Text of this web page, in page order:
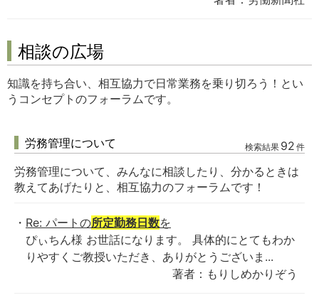
相談の広場
知識を持ち合い、相互協力で日常業務を乗り切ろう！とい
うコンセプトのフォーラムです。
労務管理について 検索結果 92 件
労務管理について、みんなに相談したり、分かるときは
教えてあげたりと、相互協力のフォーラムです！
Re: パートの所定勤務日数を
ぴぃちん様 お世話になります。 具体的にとてもわか
りやすくご教授いただき、ありがとうございま...
著者：もりしめかりぞう